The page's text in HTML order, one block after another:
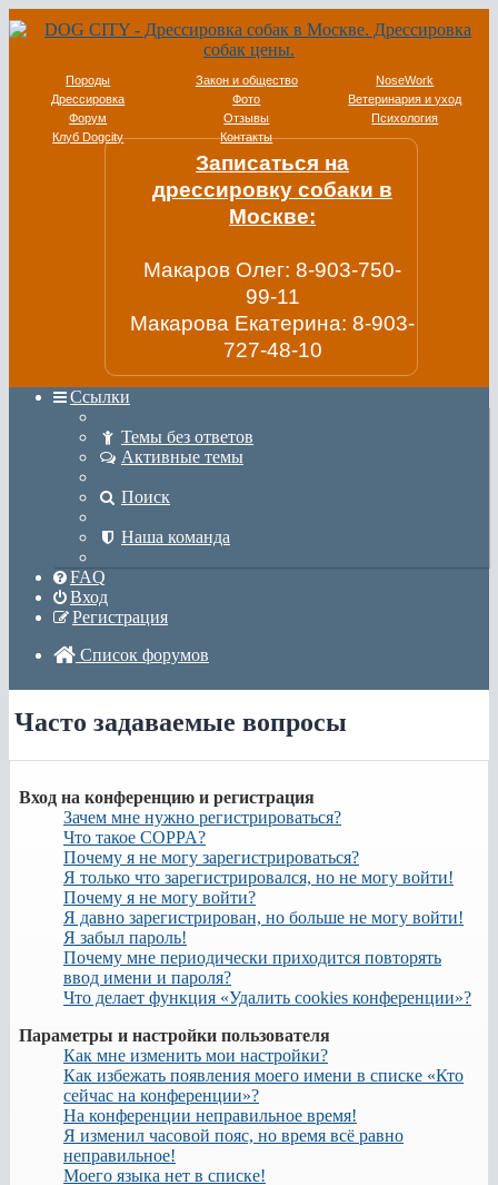
Породы Закон и общество
NoseWork
Дрессировка
Фото
Ветеринария и уход
Форум
Отзывы
Психология
Клуб Dogcity
Контакты
Записаться на
дрессировку собаки в
Москве:
Макаров Олег: 8-903-750-
99-11
Макарова Екатерина: 8-903-
727-48-10
Ссылки
Темы без ответов
Активные темы
Поиск
Наша команда
FAQ
Вход
Регистрация
Список форумов
Часто задаваемые вопросы
Вход на конференцию и регистрация
Зачем мне нужно регистрироваться?
Что такое COPPA?
Почему я не могу зарегистрироваться?
Я только что зарегистрировался, но не могу войти!
Почему я не могу войти?
Я давно зарегистрирован, но больше не могу войти!
Я забыл пароль!
Почему мне периодически приходится повторять
ввод имени и пароля?
Что делает функция «Удалить cookies конференции»?
Параметры и настройки пользователя
Как мне изменить мои настройки?
Как избежать появления моего имени в списке «Кто
сейчас на конференции»?
На конференции неправильное время!
Я изменил часовой пояс, но время всё равно
неправильное!
Моего языка нет в списке!